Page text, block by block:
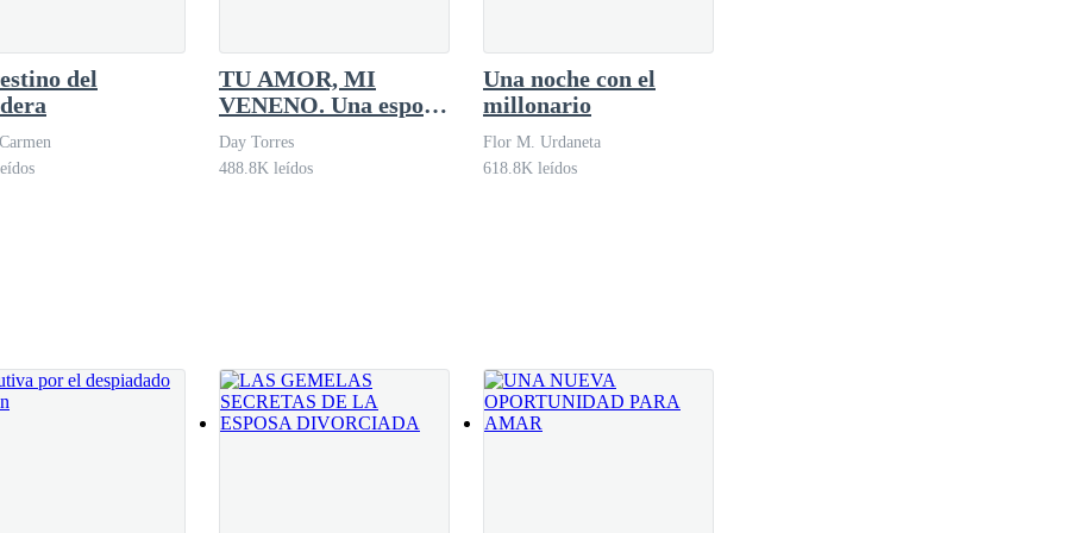
esa pregunta delante de él?
por alto la pregunta, oyó pasos acercándose detrás de ella.
la garganta”. La voz del hombre era relajada y sonaba bastante seductora por haberse despertado recientemente.
del
TU AMOR, MI
VENENO. Una esposa
estéril para el
magnate
Day Torres
488.8K leídos
Una noche con el
millonario
Flor M. Urdaneta
618.8K leídos